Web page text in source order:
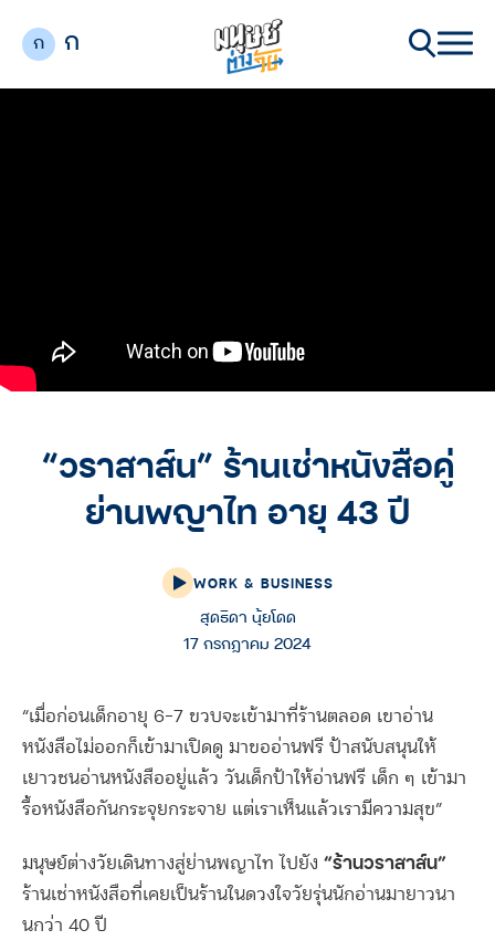
ก ก
“วราสาส์น” ร้านเช่าหนังสือคู่
ย่านพญาไท อายุ 43 ปี
WORK & BUSINESS
สุดธิดา นุ้ยโดด
17 กรกฎาคม 2024
“เมื่อก่อนเด็กอายุ 6-7 ขวบจะเข้ามาที่ร้านตลอด เขาอ่าน
หนังสือไม่ออกก็เข้ามาเปิดดู มาขออ่านฟรี ป้าสนับสนุนให้
เยาวชนอ่านหนังสืออยู่แล้ว วันเด็กป้าให้อ่านฟรี เด็ก ๆ เข้ามา
รื้อหนังสือกันกระจุยกระจาย แต่เราเห็นแล้วเรามีความสุข”
มนุษย์ต่างวัยเดินทางสู่ย่านพญาไท ไปยัง “ร้านวราสาส์น”
ร้านเช่าหนังสือที่เคยเป็นร้านในดวงใจวัยรุ่นนักอ่านมายาวนา
นกว่า 40 ปี